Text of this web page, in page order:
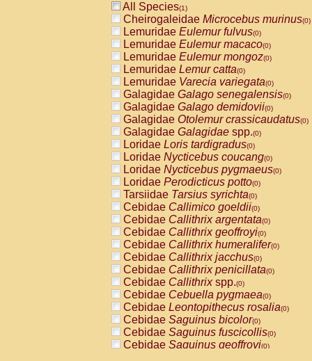
All Species(1)
Cheirogaleidae Microcebus murinus(0)
Lemuridae Eulemur fulvus(0)
Lemuridae Eulemur macaco(0)
Lemuridae Eulemur mongoz(0)
Lemuridae Lemur catta(0)
Lemuridae Varecia variegata(0)
Galagidae Galago senegalensis(0)
Galagidae Galago demidovii(0)
Galagidae Otolemur crassicaudatus(0)
Galagidae Galagidae spp.(0)
Loridae Loris tardigradus(0)
Loridae Nycticebus coucang(0)
Loridae Nycticebus pygmaeus(0)
Loridae Perodicticus potto(0)
Tarsiidae Tarsius syrichta(0)
Cebidae Callimico goeldii(0)
Cebidae Callithrix argentata(0)
Cebidae Callithrix geoffroyi(0)
Cebidae Callithrix humeralifer(0)
Cebidae Callithrix jacchus(0)
Cebidae Callithrix penicillata(0)
Cebidae Callithrixspp.(0)
Cebidae Cebuella pygmaea(0)
Cebidae Leontopithecus rosalia(0)
Cebidae Saguinus bicolor(0)
Cebidae Saguinus fuscicollis(0)
Cebidae Saguinus geoffroyi(0)